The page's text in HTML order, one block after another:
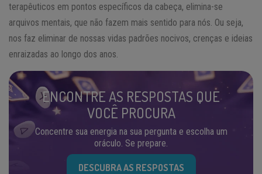
terapêuticos em pontos específicos da cabeça, elimina-se
arquivos mentais, que não fazem mais sentido para nós. Ou seja,
nos faz eliminar de nossas vidas padrões nocivos, crenças e ideias
enraizadas ao longo dos anos.
ENCONTRE AS RESPOSTAS QUE
VOCÊ PROCURA
Concentre sua energia na sua pergunta e escolha um
oráculo. Se prepare.
DESCUBRA AS RESPOSTAS